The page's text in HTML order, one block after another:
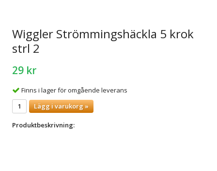
Wiggler Strömmingshäckla 5 krok
strl 2
29 kr
Finns i lager för omgående leverans
Lägg i varukorg »
Produktbeskrivning: